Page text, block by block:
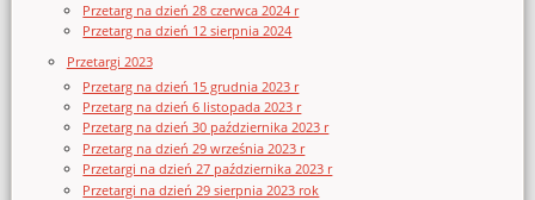
Przetarg na dzień 28 czerwca 2024 r
Przetarg na dzień 12 sierpnia 2024
Przetargi 2023
Przetarg na dzień 15 grudnia 2023 r
Przetarg na dzień 6 listopada 2023 r
Przetarg na dzień 30 października 2023 r
Przetarg na dzień 29 września 2023 r
Przetargi na dzień 27 października 2023 r
Przetargi na dzień 29 sierpnia 2023 rok